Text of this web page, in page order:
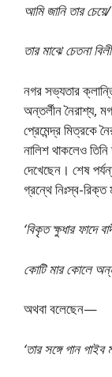
আমি জানি তার
তার মাঝে চেতনা
নগর সভ্যতার
অন্তর্লীন নৈরাশ্য,
প্রেমেন্দ্র মিত্রকে
নালিশ থাকলেও
দেখেছেন। শেষ
গ্রন্থে নিঃস্ব-
‘বিকৃত ক্ষুধার ফাদে
কোটি মার কোলে
অথবা বলেছেন—
‘তার সঙ্গে গান গাইব